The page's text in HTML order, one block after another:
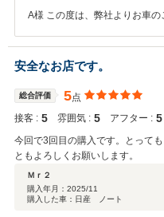
A様 この度は、弊社よりお車
ご来店頂いた事、またご納車
した。長時間の運転でお疲れ
ともどうぞよろしくお願いい
軽にお問い合わせください。
うぞご自愛ください。この度
ストパートナー株式会社 トラ
安全なお店です。
総合評価 5点
接客 : 5 雰囲気 : 5 アフター : 5
今回で3回目の購入です。とって
ともよろしくお願いします。
Ｍｒ２
購入年月： 2025/11
購入した車：日産 ノート